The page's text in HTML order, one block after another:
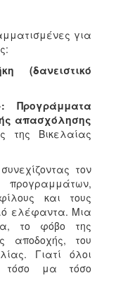
για
(δανειστικό
Προγράμματα
απασχόλησης
της Βικελαίας
τον
προγραμμάτων,
και τους
ελέφαντα. Μια
το φόβο της
αποδοχής, του
Γιατί όλοι
τόσο μα τόσο